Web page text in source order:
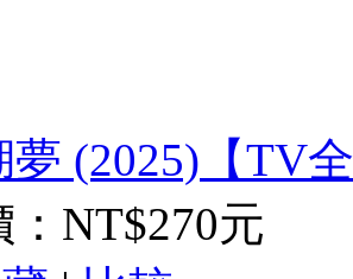
夢 (2025)【TV
NT$270元